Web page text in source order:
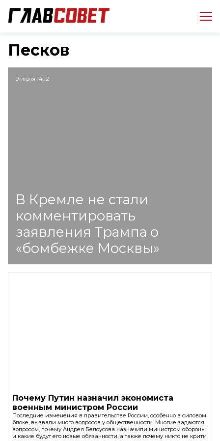
Песков
9 июля 14:12
В Кремле не стали
комментировать
заявления Трампа о
«бомбежке Москвы»
Почему Путин назначил экономиста
военным министром России
Последние изменения в правительстве России, особенно в силовом
блоке, вызвали много вопросов у общественности. Многие задаются
вопросом, почему Андрея Белоусова назначили министром обороны
и какие будут его новые обязанности, а также почему никто не крити